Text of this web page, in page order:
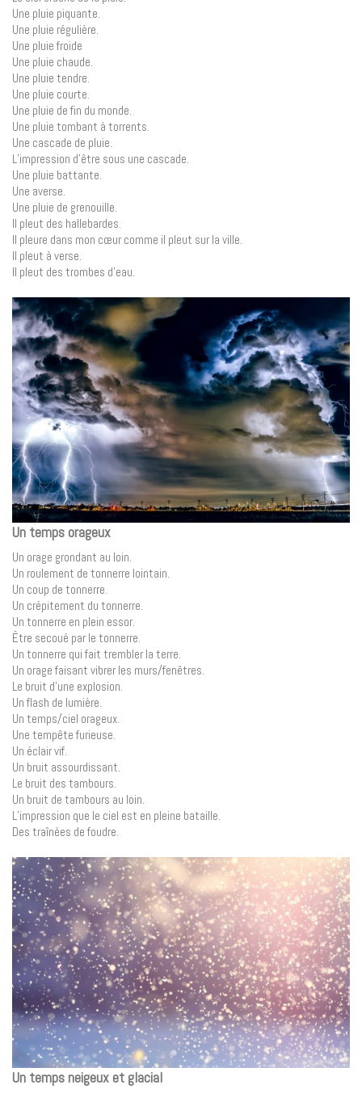
Une pluie piquante.
Une pluie régulière.
Une pluie froide
Une pluie chaude.
Une pluie tendre.
Une pluie courte.
Une pluie de fin du monde.
Une pluie tombant à torrents.
Une cascade de pluie.
L’impression d’être sous une cascade.
Une pluie battante.
Une averse.
Une pluie de grenouille.
Il pleut des hallebardes.
Il pleure dans mon cœur comme il pleut sur la ville.
Il pleut à verse.
Il pleut des trombes d’eau.
Un temps orageux
Un orage grondant au loin.
Un roulement de tonnerre lointain.
Un coup de tonnerre.
Un crépitement du tonnerre.
Un tonnerre en plein essor.
Être secoué par le tonnerre.
Un tonnerre qui fait trembler la terre.
Un orage faisant vibrer les murs/fenêtres.
Le bruit d’une explosion.
Un flash de lumière.
Un temps/ciel orageux.
Une tempête furieuse.
Un éclair vif.
Un bruit assourdissant.
Le bruit des tambours.
Un bruit de tambours au loin.
L’impression que le ciel est en pleine bataille.
Des traînées de foudre.
Un temps neigeux et glacial